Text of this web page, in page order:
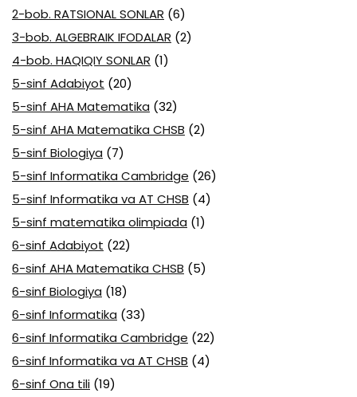
2-bob. RATSIONAL SONLAR (6)
3-bob. ALGEBRAIK IFODALAR (2)
4-bob. HAQIQIY SONLAR (1)
5-sinf Adabiyot (20)
5-sinf AHA Matematika (32)
5-sinf AHA Matematika CHSB (2)
5-sinf Biologiya (7)
5-sinf Informatika Cambridge (26)
5-sinf Informatika va AT CHSB (4)
5-sinf matematika olimpiada (1)
6-sinf Adabiyot (22)
6-sinf AHA Matematika CHSB (5)
6-sinf Biologiya (18)
6-sinf Informatika (33)
6-sinf Informatika Cambridge (22)
6-sinf Informatika va AT CHSB (4)
6-sinf Ona tili (19)